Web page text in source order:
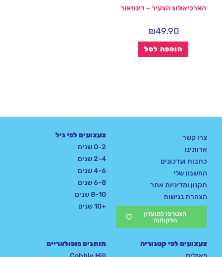
הארכיאולוג הצעיר – דינוזאור
₪49.90
הוספה לסל
צרו קשר
אדותינו
כתבות ועדכונים
החשבון שלי
תקנון ומדיניות אתר
הצהרת נגישות
הצטרפו למועדון
הלקוחות
צעצועים לפי גיל
0-2 שנים
2-4 שנים
4-6 שנים
6-8 שנים
8-10 שנים
+10 שנים
צעצועים לפי קטגוריה
מותגים פופולאריים